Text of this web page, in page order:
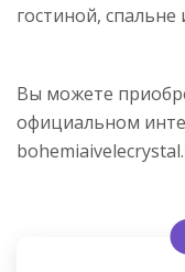
гостиной, спальне
Вы можете
официальном